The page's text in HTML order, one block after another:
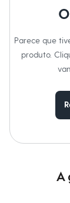
Bonés e
Bijoux
Cintos
Rasteirinhas
Sandálias
Sapatilhas
Clock House
Parece que
produto.
A